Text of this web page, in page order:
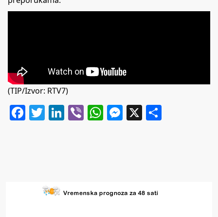
(TIP/Izvor: RTV7)
Facebook
Twitter
LinkedIn
ViberWhatsApp
Messenger
X